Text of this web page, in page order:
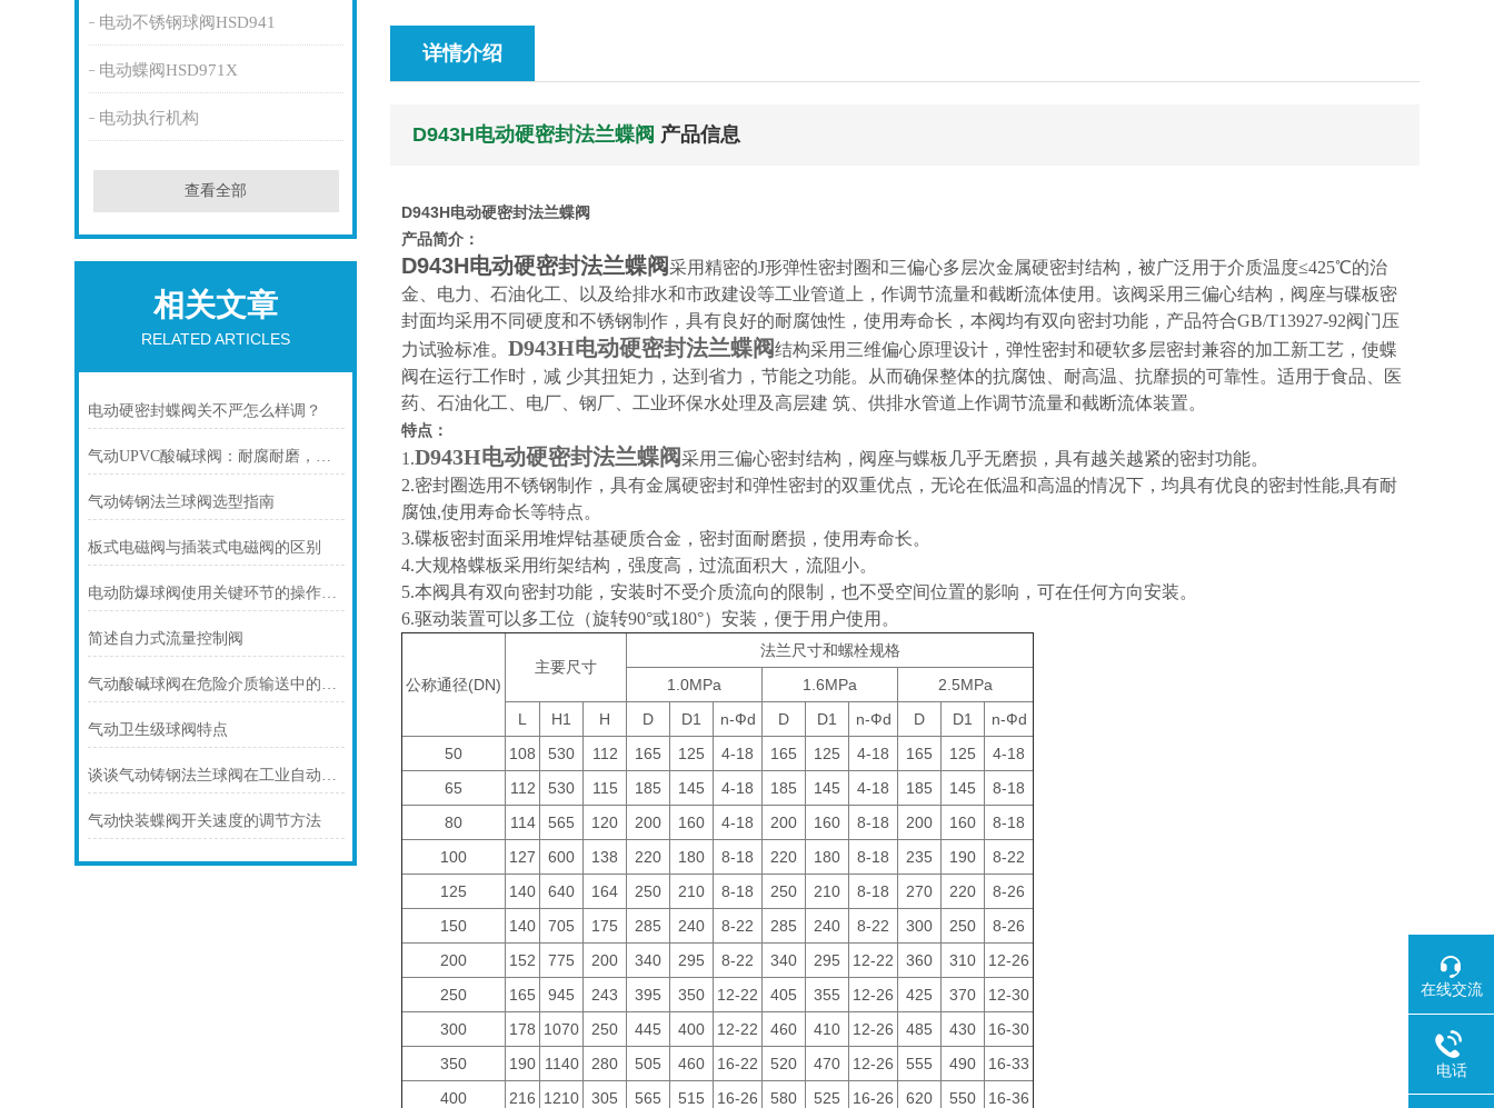
电动不锈钢球阀HSD941
电动蝶阀HSD971X
电动执行机构
查看全部
相关文章
RELATED ARTICLES
电动硬密封蝶阀关不严怎么样调？
气动UPVC酸碱球阀：耐腐耐磨，气动控制
气动铸钢法兰球阀选型指南
板式电磁阀与插装式电磁阀的区别
电动防爆球阀使用关键环节的操作规范
简述自力式流量控制阀
气动酸碱球阀在危险介质输送中的优势
气动卫生级球阀特点
谈谈气动铸钢法兰球阀在工业自动化中的应用
气动快装蝶阀开关速度的调节方法
详情介绍
D943H电动硬密封法兰蝶阀 产品信息
D943H电动硬密封法兰蝶阀
产品简介：
D943H电动硬密封法兰蝶阀采用精密的J形弹性密封圈和三偏心多层次金属硬密封结构，被广泛用于介质温度≤425℃的治
金、电力、石油化工、以及给排水和市政建设等工业管道上，作调节流量和截断流体使用。该阀采用三偏心结构，阀座与碟板密
封面均采用不同硬度和不锈钢制作，具有良好的耐腐蚀性，使用寿命长，本阀均有双向密封功能，产品符合GB/T13927-92阀门压
力试验标准。 D943H电动硬密封法兰蝶阀结构采用三维偏心原理设计，弹性密封和硬软多层密封兼容的加工新工艺，使蝶
阀在运行工作时，减 少其扭矩力，达到省力，节能之功能。从而确保整体的抗腐蚀、耐高温、抗靡损的可靠性。适用于食品、医
药、石油化工、电厂、钢厂、工业环保水处理及高层建 筑、供排水管道上作调节流量和截断流体装置。
特点：
1.D943H电动硬密封法兰蝶阀采用三偏心密封结构，阀座与蝶板几乎无磨损，具有越关越紧的密封功能。
2.密封圈选用不锈钢制作，具有金属硬密封和弹性密封的双重优点，无论在低温和高温的情况下，均具有优良的密封性能,具有耐
腐蚀,使用寿命长等特点。
3.碟板密封面采用堆焊钴基硬质合金，密封面耐磨损，使用寿命长。
4.大规格蝶板采用绗架结构，强度高，过流面积大，流阻小。
5.本阀具有双向密封功能，安装时不受介质流向的限制，也不受空间位置的影响，可在任何方向安装。
6.驱动装置可以多工位（旋转90°或180°）安装，便于用户使用。
公称通径(DN)
主要尺寸
法兰尺寸和螺栓规格
1.0MPa
1.6MPa
2.5MPa
L
H1 H D D1 n-Фd D D1 n-Фd D D1
n-Фd
50
108 530 112 165 125 4-18 165 125 4-18 165 125
4-18
65
112 530 115 185 145 4-18 185 145 4-18 185 145
8-18
80
114 565 120 200 160 4-18 200 160 8-18 200 160
8-18
100
127 600 138 220 180 8-18 220 180 8-18 235 190
8-22
125
140 640 164 250 210 8-18 250 210 8-18 270 220
8-26
150
140 705 175 285 240 8-22 285 240 8-22 300 250
8-26
200
152 775 200 340 295 8-22 340 295 12-22 360 310
12-26
250
165 945 243 395 350 12-22 405 355 12-26 425 370
12-30
300
178 1070 250 445 400 12-22 460 410 12-26 485 430
16-30
350
190 1140 280 505 460 16-22 520 470 12-26 555 490
16-33
400
216 1210 305 565 515 16-26 580 525 16-26 620 550
16-36
在线交流
电话